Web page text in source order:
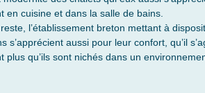
cuisine et dans la salle de bains.
l’établissement breton mettant à
s’apprécient aussi pour leur confort, qu’il
plus qu’ils sont nichés dans un